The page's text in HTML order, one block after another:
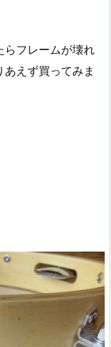
らフレームが壊れ
えず買ってみま